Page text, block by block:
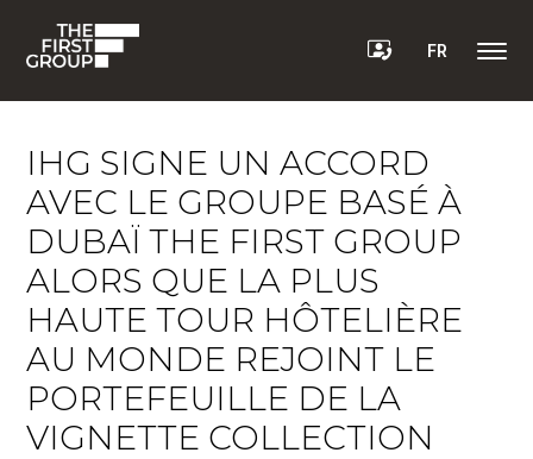
FR
IHG SIGNE UN ACCORD
AVEC LE GROUPE BASÉ À
DUBAÏ THE FIRST GROUP
ALORS QUE LA PLUS
HAUTE TOUR HÔTELIÈRE
AU MONDE REJOINT LE
PORTEFEUILLE DE LA
VIGNETTE COLLECTION